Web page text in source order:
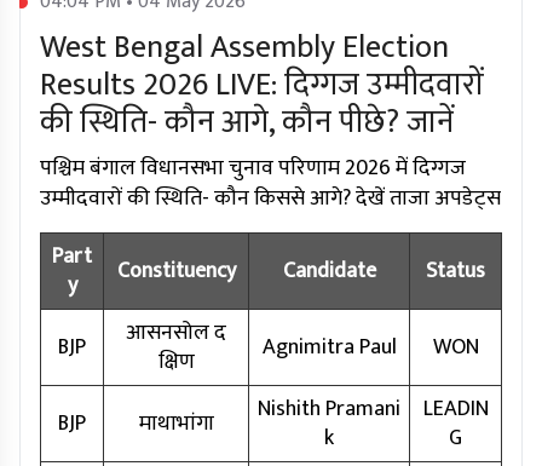
West Bengal Assembly Election
Results 2026 LIVE: दिग्गज उम्मीदवारों
की स्थिति- कौन आगे, कौन पीछे? जानें
पश्चिम बंगाल विधानसभा चुनाव परिणाम 2026 में दिग्गज
उम्मीदवारों की स्थिति- कौन किससे आगे? देखें ताजा अपडेट्स
Part
y
Constituency Candidate Status
BJP
आसनसोल द
क्षिण
Agnimitra Paul WON
BJP माथाभांगा
Nishith Pramani
k
LEADIN
G